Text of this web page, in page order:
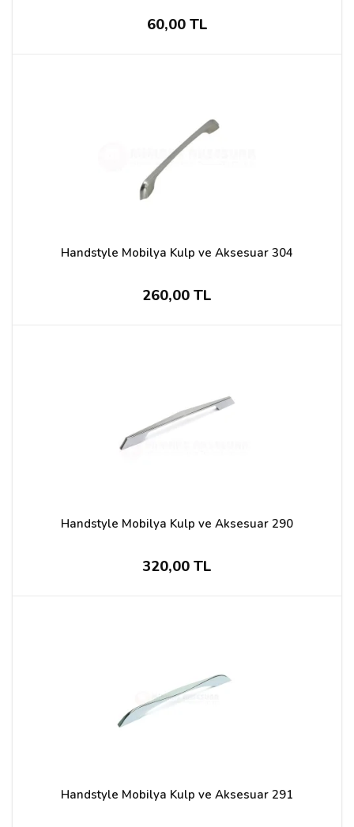
60,00 TL
Handstyle Mobilya Kulp ve Aksesuar 304
260,00 TL
Handstyle Mobilya Kulp ve Aksesuar 290
320,00 TL
Handstyle Mobilya Kulp ve Aksesuar 291